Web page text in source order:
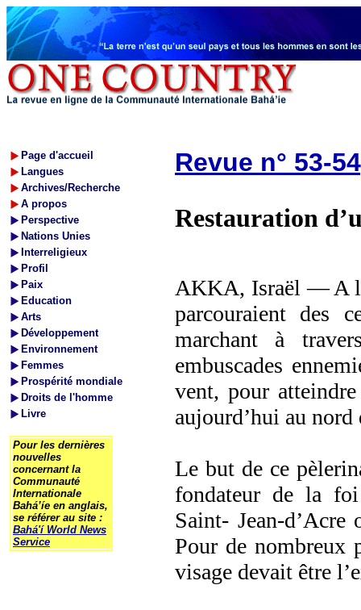
Page d'accueil
Langues
Archives/Recherche
A propos
Perspective
Nations Unies
Interreligieux
Profil
Paix
Education
Arts
Développement
Environnement
Femmes
Prospérité mondiale
Droits de l'homme
Livre
Pour les dernières
nouvelles
concernant la
Communauté
Internationale
Bahá’íe en anglais,
se référer au site :
Bahá'í World News
Service
Revue n° 53-
Restauration
AKKA, Israël — A
parcouraient des
marchant à
embuscades
vent, pour
aujourd’hui au nord
Le but de ce
fondateur de la foi
Saint- Jean-d’Acre
Pour de nombreux
visage devait être